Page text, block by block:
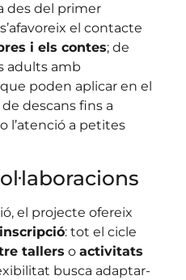
des del primer
el contacte
i els contes; de
adults amb
poden aplicar en el
descans fins a
l’atenció a petites
el projecte ofereix
: tot el cicle
tallers o activitats
busca adaptar-